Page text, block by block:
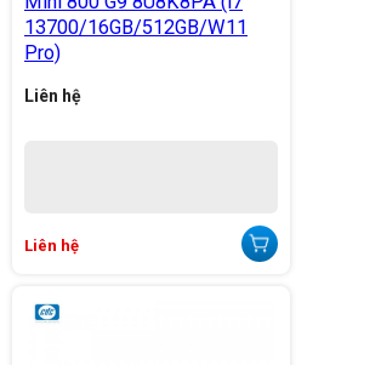
13700/16GB/512GB/W11
Pro)
Liên hệ
Liên hệ